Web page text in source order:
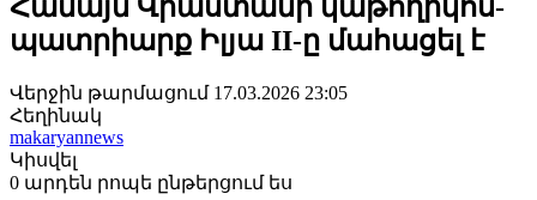
Համայն Վրաստանի կաթողիկոս-
պատրիարք Իլյա II-ը մահացել է
Վերջին թարմացում 17.03.2026 23:05
Հեղինակ
makaryannews
Կիսվել
0 արդեն րոպե ընթերցում ես